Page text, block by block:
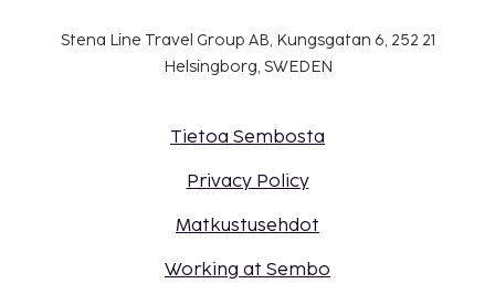
Stena Line Travel Group AB, Kungsgatan 6, 252 21
Helsingborg, SWEDEN
Tietoa Sembosta
Privacy Policy
Matkustusehdot
Working at Sembo